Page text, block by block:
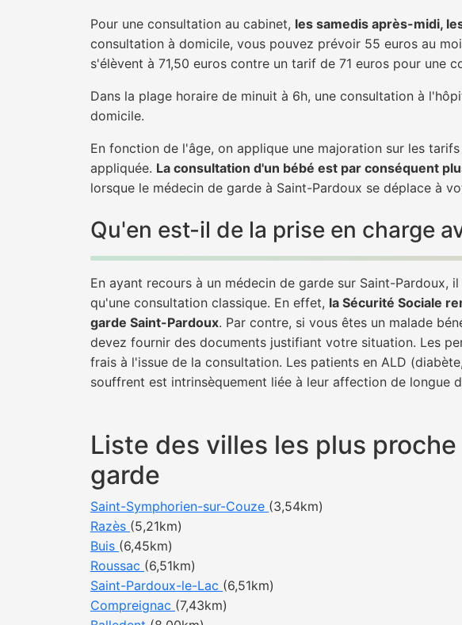
Pour une consultation au cabinet, les samedis après-midi,
consultation à domicile, vous pouvez prévoir 55 euros au
s'élèvent à 71,50 euros contre un tarif de 71 euros pour une
Dans la plage horaire de minuit à 6h, une consultation à
domicile.
En fonction de l'âge, on applique une majoration sur les
appliquée. La consultation d'un bébé est par conséquent
lorsque le médecin de garde à Saint-Pardoux se déplace à
Qu'en est-il de la prise en charge
En ayant recours à un médecin de garde sur Saint-
qu'une consultation classique. En effet, la Sécurité Sociale
garde Saint-Pardoux. Par contre, si vous êtes un malade
devez fournir des documents justifiant votre situation. Les
frais à l'issue de la consultation. Les patients en ALD
souffrent est intrinsèquement liée à leur affection de longue
Liste des villes les plus
garde
Saint-Symphorien-sur-Couze (3,54km)
Razès (5,21km)
Buis (6,45km)
Roussac (6,51km)
Saint-Pardoux-le-Lac (6,51km)
Compreignac (7,43km)